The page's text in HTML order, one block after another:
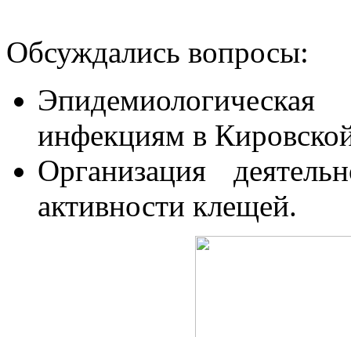
Обсуждались вопросы:
инфекциям в
Организация
активности клещей.